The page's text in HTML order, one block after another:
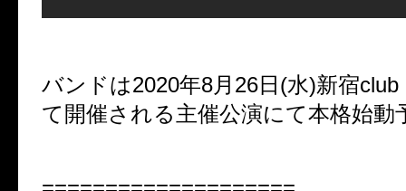
バンドは2020年8月26日(水)新宿
て開催される主催公演にて本格始動